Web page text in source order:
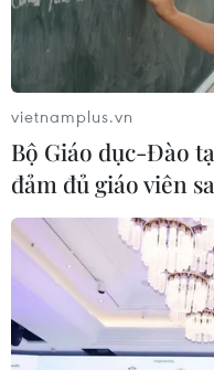
Chính thức thông
sách cố định ở
08/11/2016 08:30
Phố sách Hà Nội sẽ
vietnamplus.vn
Bộ Giáo dục-Đào
đảm đủ giáo viên